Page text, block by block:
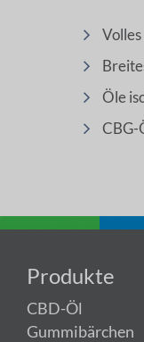
Öle
CBG-
Produkte
CBD-Öl
Gummibärchen